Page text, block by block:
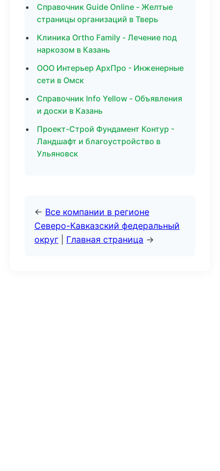
Справочник Guide Online - Желтые
страницы организаций в Тверь
Клиника Ortho Family - Лечение под
наркозом в Казань
ООО Интерьер АрхПро - Инженерные
сети в Омск
Справочник Info Yellow - Объявления
и доски в Казань
Проект-Строй Фундамент Контур -
Ландшафт и благоустройство в
Ульяновск
← Все компании в регионе
Северо-Кавказский федеральный
округ
Главная страница →